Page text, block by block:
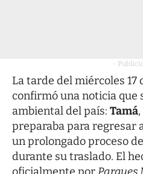
-
La tarde del miércoles 17
confirmó una noticia que
ambiental del país: Tamá
preparaba para regresar
un prolongado proceso
durante su traslado. El
oficialmente porParques